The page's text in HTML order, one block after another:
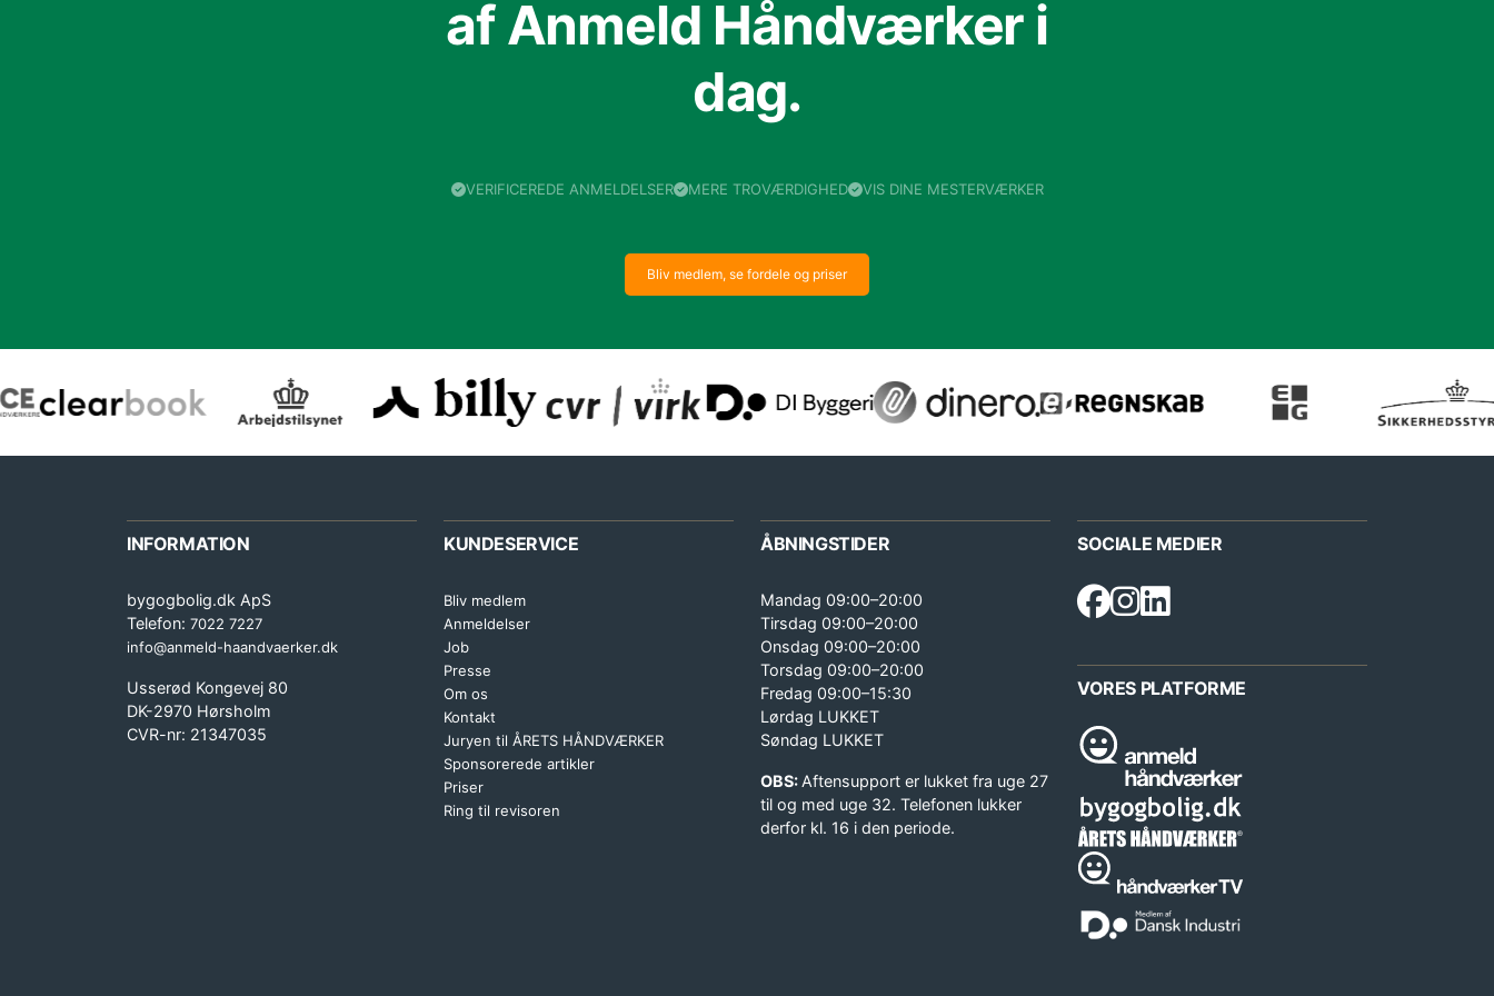
af Anmeld Håndværker i
dag.
VERIFICEREDE ANMELDELSER MERE TROVÆRDIGHED VIS DINE MESTERVÆRKER
Bliv medlem, se fordele og priser
INFORMATION
bygogbolig.dk ApS
Telefon: 7022 7227
info@anmeld-haandvaerker.dk
Usserød Kongevej 80
DK-2970 Hørsholm
CVR-nr: 21347035
KUNDESERVICE
Bliv medlem
Anmeldelser
Job
Presse
Om os
Kontakt
Juryen til ÅRETS HÅNDVÆRKER
Sponsorerede artikler
Priser
Ring til revisoren
ÅBNINGSTIDER
Mandag 09:00–20:00
Tirsdag 09:00–20:00
Onsdag 09:00–20:00
Torsdag 09:00–20:00
Fredag 09:00–15:30
Lørdag LUKKET
Søndag LUKKET
OBS:Aftensupport er lukket fra uge 27
til og med uge 32. Telefonen lukker
derfor kl. 16 i den periode.
SOCIALE MEDIER
VORES PLATFORME